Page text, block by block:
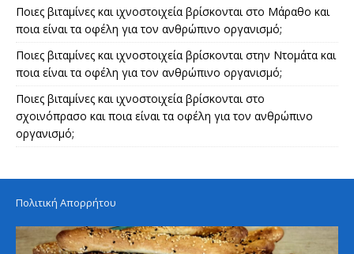
Ποιες βιταμίνες και ιχνοστοιχεία βρίσκονται στο Μάραθο και
ποια είναι τα οφέλη για τον ανθρώπινο οργανισμό;
Ποιες βιταμίνες και ιχνοστοιχεία βρίσκονται στην Ντομάτα και
ποια είναι τα οφέλη για τον ανθρώπινο οργανισμό;
Ποιες βιταμίνες και ιχνοστοιχεία βρίσκονται στο
σχοινόπρασο και ποια είναι τα οφέλη για τον ανθρώπινο
οργανισμό;
Πολιτική Απορρήτου